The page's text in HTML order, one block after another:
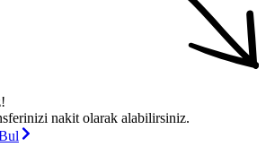
nakit olarak alabilirsiniz.